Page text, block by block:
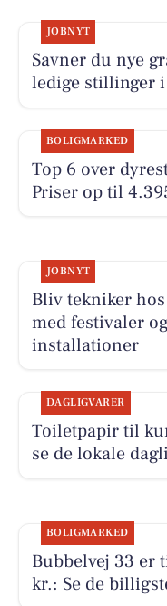
JOBNYT
Savner du nye
ledige stillinger
BOLIGMARKED
Top 6 over
Priser op til
JOBNYT
Bliv tekniker
med festivaler
installationer
DAGLIGVARER
Toiletpapir til
se de lokale
BOLIGMARKED
Bubbelvej 33 er
kr.: Se de